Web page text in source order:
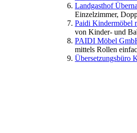
Landgasthof
Einzelzimmer,
Paidi Kindermöbel
von Kinder- und
PAIDI Möbel
mittels Rollen
Übersetzungsbüro